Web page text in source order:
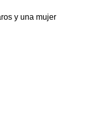
y una mujer